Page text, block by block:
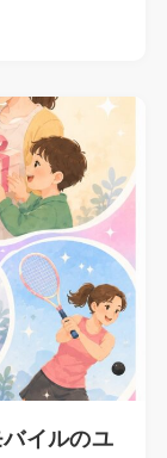
イルのユ